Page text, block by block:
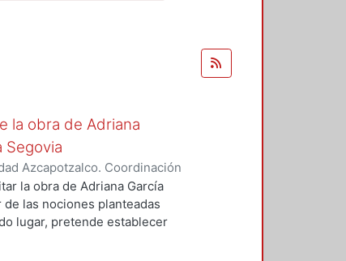
la obra de Adriana
Segovia
Azcapotzalco. Coordinación
Liza Michelle
la obra de Adriana García
las nociones planteadas
lugar, pretende establecer